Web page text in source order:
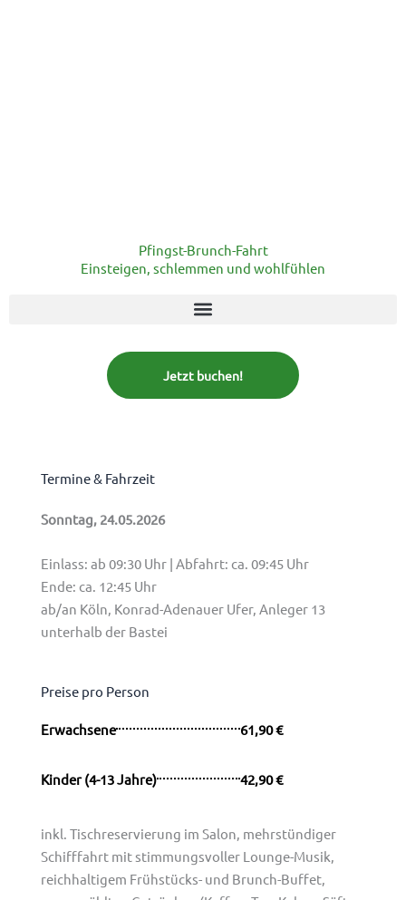
Pfingst-Brunch-Fahrt
Einsteigen, schlemmen und wohlfühlen
Jetzt buchen!
Termine & Fahrzeit
Sonntag, 24.05.2026
Einlass: ab 09:30 Uhr | Abfahrt: ca. 09:45 Uhr
Ende: ca. 12:45 Uhr
ab/an Köln, Konrad-Adenauer Ufer, Anleger 13
unterhalb der Bastei
Preise pro Person
Erwachsene 61,90 €
Kinder (4-13 Jahre) 42,90 €
inkl. Tischreservierung im Salon, mehrstündiger
Schifffahrt mit stimmungsvoller Lounge-Musik,
reichhaltigem Frühstücks- und Brunch-Buffet,